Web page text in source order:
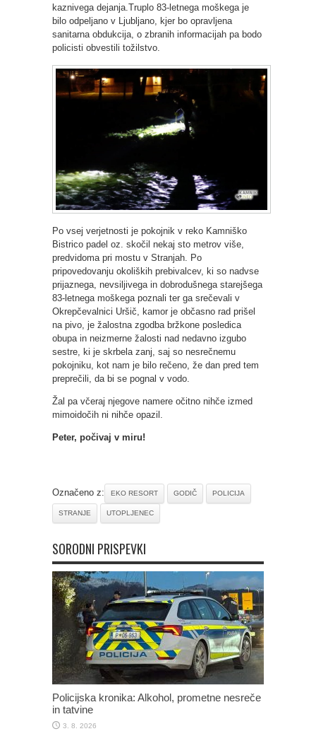
kaznivega dejanja.Truplo 83-letnega moškega je
bilo odpeljano v Ljubljano, kjer bo opravljena
sanitarna obdukcija, o zbranih informacijah pa bodo
policisti obvestili tožilstvo.
Po vsej verjetnosti je pokojnik v reko Kamniško
Bistrico padel oz. skočil nekaj sto metrov više,
predvidoma pri mostu v Stranjah. Po
pripovedovanju okoliških prebivalcev, ki so nadvse
prijaznega, nevsiljivega in dobrodušnega starejšega
83-letnega moškega poznali ter ga srečevali v
Okrepčevalnici Uršič, kamor je občasno rad prišel
na pivo, je žalostna zgodba bržkone posledica
obupa in neizmerne žalosti nad nedavno izgubo
sestre, ki je skrbela zanj, saj so nesrečnemu
pokojniku, kot nam je bilo rečeno, že dan pred tem
preprečili, da bi se pognal v vodo.
Žal pa včeraj njegove namere očitno nihče izmed
mimoidočih ni nihče opazil.
Peter, počivaj v miru!
Označeno z: EKO RESORT GODIČ POLICIJA
STRANJE UTOPLJENEC
SORODNI PRISPEVKI
Policijska kronika: Alkohol, prometne nesreče
in tatvine
3. 8. 2026